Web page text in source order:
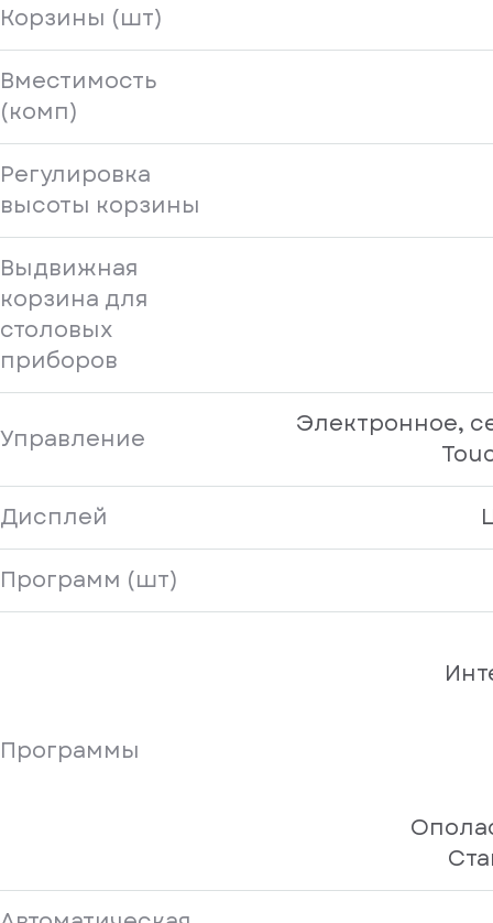
Корзины (шт)
Вместимость
(комп)
Регулировка
высоты корзины
Выдвижная
корзина для
столовых
приборов
Управление
Электронное,
Дисплей
Программ (шт)
Программы